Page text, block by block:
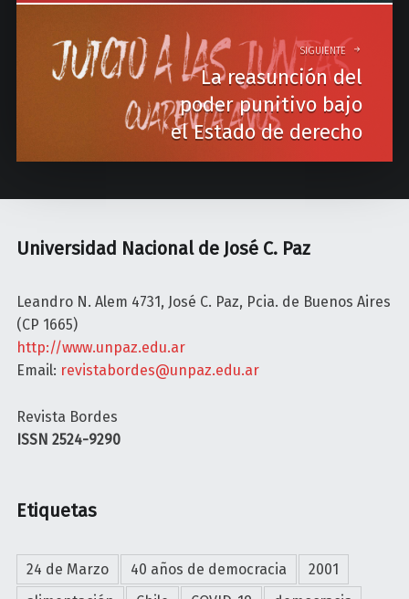
o
SIGUIENTE
La reasunción del
poder punitivo bajo
el Estado de derecho
Universidad Nacional de José C. Paz
Leandro N. Alem 4731, José C. Paz, Pcia. de Buenos Aires
(CP 1665)
http://www.unpaz.edu.ar
Email: revistabordes@unpaz.edu.ar
Revista Bordes
ISSN 2524-9290
Etiquetas
24 de Marzo 40 años de democracia
2001